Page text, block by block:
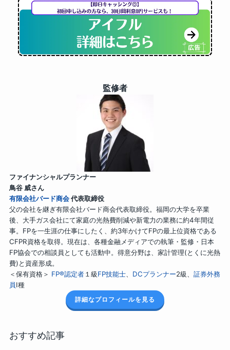
監修者
ファイナンシャルプランナー
鳥谷 威さん
有限会社バード商会代表取締役
父の会社を継ぎ有限会社バード商会代表取締役。福岡の大学を卒業
後、大手ガス会社にて家庭の光熱費削減や新電力の業務に約4年間従
事。FPを一生涯の仕事にしたく、約3年かけてFPの最上位資格である
CFPR資格を取得。現在は、各種金融メディアでの執筆・監修・日本
FP協会での相談員としても活動中。得意分野は、家計管理(とくに光熱
費)と資産形成。
＜保有資格＞ FP®認定者１級FP技能士、 DCプランナー2級、 証券外務
員Ⅰ種
詳細なプロフィールを見る
おすすめ記事